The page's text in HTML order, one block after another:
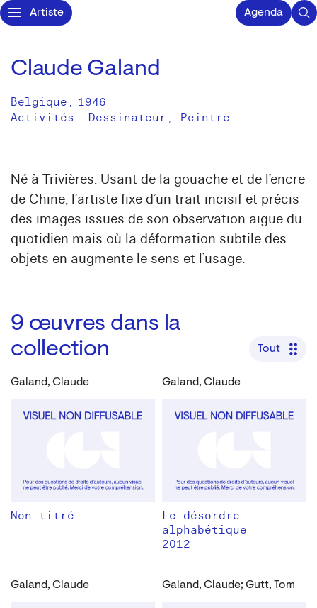
Artiste Agenda
Claude Galand
Belgique , 1946
Activités: Dessinateur Peintre
Né à Trivières. Usant de la gouache et de l’encre
de Chine, l’artiste fixe d’un trait incisif et précis
des images issues de son observation aiguë du
quotidien mais où la déformation subtile des
objets en augmente le sens et l’usage.
9 œuvres dans la
collection
Tout
Galand, Claude
Non titré
Galand, Claude
Le désordre
alphabétique
2012
Galand, Claude Galand, Claude; Gutt, Tom